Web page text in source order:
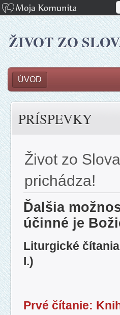
ŽIVOT ZO
ÚVOD
PRÍSPEVKY
Život zo
prichádza!
Ďalšia
účinné je
Liturgické
I.)
Prvé čítanie: